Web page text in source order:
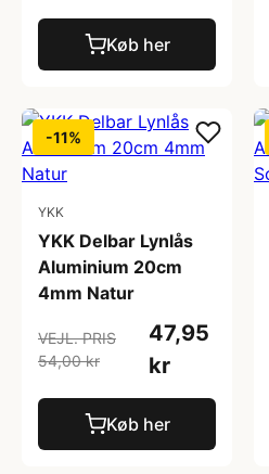
Køb her
-11%
YKK
YKK Delbar Lynlås
Aluminium 20cm
4mm Natur
VEJL. PRIS
54,00 kr
47,95
kr
Køb her